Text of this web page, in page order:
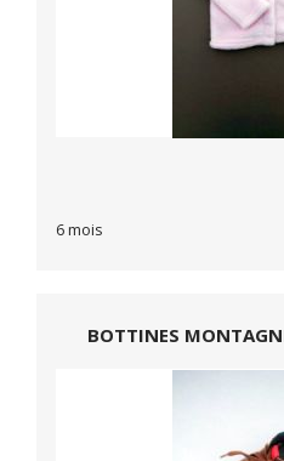
6 mois
BOTTINES